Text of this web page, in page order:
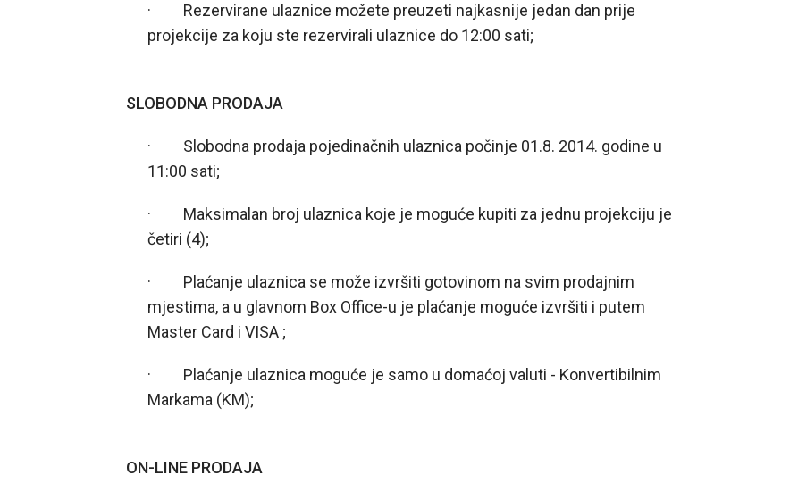
· Rezervirane ulaznice možete preuzeti najkasnije jedan dan prije
projekcije za koju ste rezervirali ulaznice do 12:00 sati;
SLOBODNA PRODAJA
· Slobodna prodaja pojedinačnih ulaznica počinje 01.8. 2014. godine u
11:00 sati;
· Maksimalan broj ulaznica koje je moguće kupiti za jednu projekciju je
četiri (4);
· Plaćanje ulaznica se može izvršiti gotovinom na svim prodajnim
mjestima, a u glavnom Box Office-u je plaćanje moguće izvršiti i putem
Master Card i VISA ;
· Plaćanje ulaznica moguće je samo u domaćoj valuti - Konvertibilnim
Markama (KM);
ON-LINE PRODAJA